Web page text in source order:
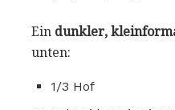
Ein dunkler,
unten:
1/3 Hof